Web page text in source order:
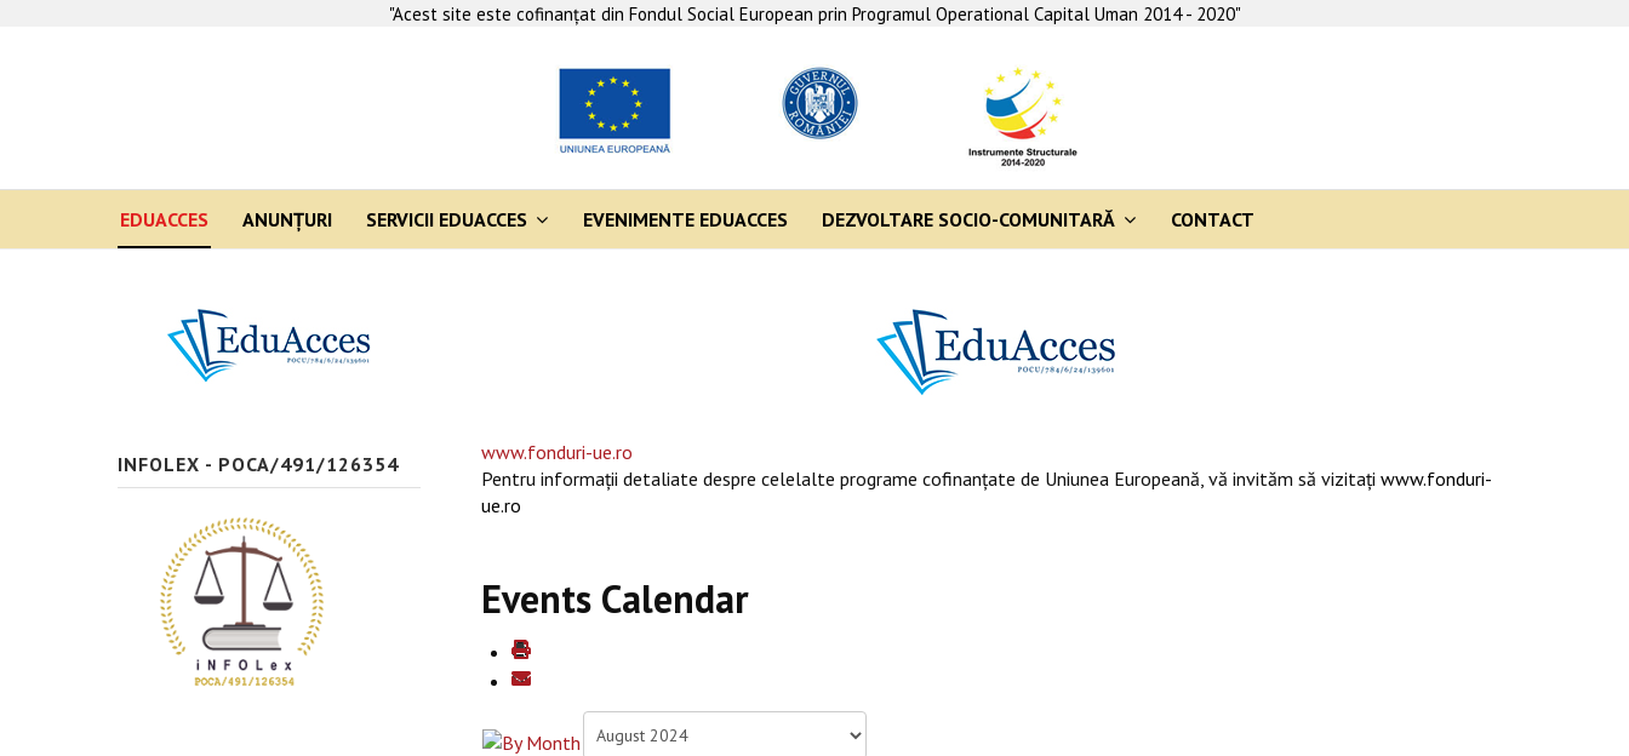
"Acest site este cofinanţat din Fondul Social European prin Programul Operational Capital Uman 2014 - 2020"
EDUACCES ANUNŢURI SERVICII EDUACCES EVENIMENTE EDUACCES DEZVOLTARE SOCIO-COMUNITARĂ CONTACT
www.fonduri-ue.ro
Pentru informaţii detaliate despre celelalte programe cofinanţate de Uniunea Europeană, vă invităm să vizitaţi www.fonduri-
ue.ro
Events Calendar
INFOLEX - POCA/491/126354